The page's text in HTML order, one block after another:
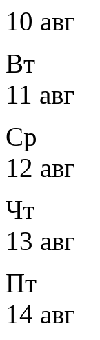
10 авг
Вт
11 авг
Ср
12 авг
Чт
13 авг
Пт
14 авг